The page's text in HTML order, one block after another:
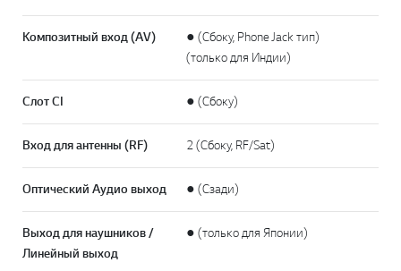
Композитный вход (AV)
● (Сбоку, Phone Jack тип)
(только для Индии)
Слот CI ● (Сбоку)
Вход для антенны (RF) 2 (Сбоку, RF/Sat)
Оптический Аудио выход ● (Сзади)
Выход для наушников /
Линейный выход
● (только для Японии)